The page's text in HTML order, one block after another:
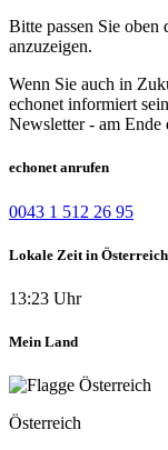
Bitte passen Sie oben
anzuzeigen.
Wenn Sie auch in
echonet informiert
Newsletter - am Ende
echonet anrufen
0043 1 512 26 95
Lokale Zeit in Österreich
13:23 Uhr
Mein Land
Österreich